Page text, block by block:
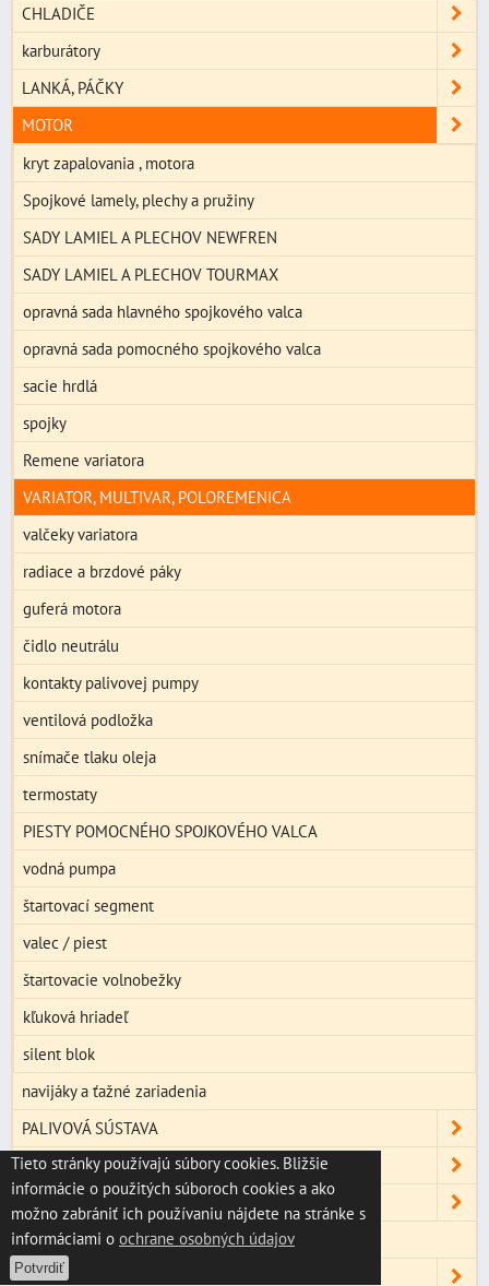
CHLADIČE
karburátory
LANKÁ, PÁČKY
MOTOR
kryt zapalovania , motora
Spojkové lamely, plechy a pružiny
SADY LAMIEL A PLECHOV NEWFREN
SADY LAMIEL A PLECHOV TOURMAX
opravná sada hlavného spojkového valca
opravná sada pomocného spojkového valca
sacie hrdlá
spojky
Remene variatora
VARIATOR, MULTIVAR, POLOREMENICA
valčeky variatora
radiace a brzdové páky
guferá motora
čidlo neutrálu
kontakty palivovej pumpy
ventilová podložka
snímače tlaku oleja
termostaty
PIESTY POMOCNÉHO SPOJKOVÉHO VALCA
vodná pumpa
štartovací segment
valec / piest
štartovacie volnobežky
kľuková hriadeľ
silent blok
navijáky a ťažné zariadenia
PALIVOVÁ SÚSTAVA
RÁM, KAPOTÁŽ
REŤAZE KOLIEČKA ROZETY
Remene náhonu
SVIEČKY FAJKY
Tieto stránky používajú súbory cookies. Bližšie
informácie o použitých súboroch cookies a ako
možno zabrániť ich používaniu nájdete na stránke s
informáciami o ochrane osobných údajov
Potvrdiť